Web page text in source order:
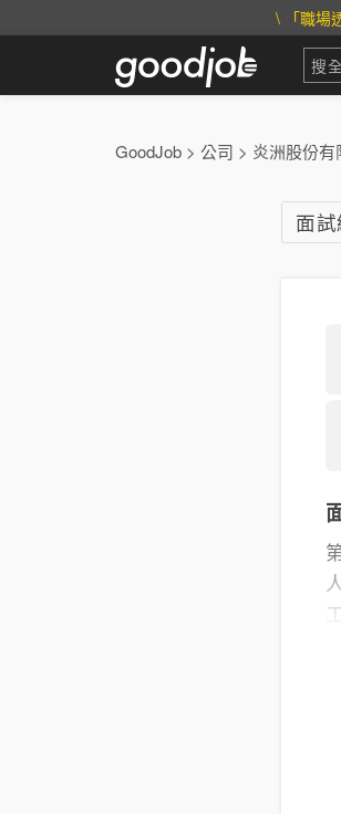
\ 「職場
GoodJob > 公司 > 炎洲股份有
面